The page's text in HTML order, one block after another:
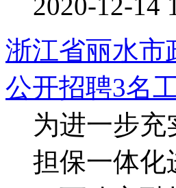
浙江省丽水市
公开招聘3名
为进一步
担保一体化